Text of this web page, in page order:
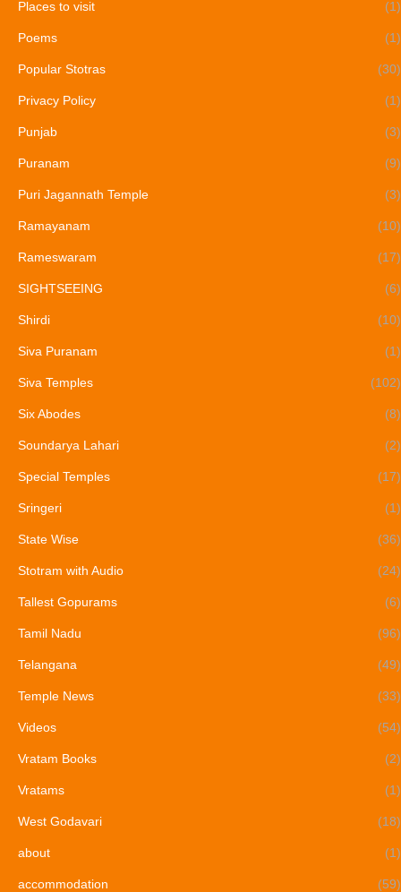
Places to visit (1)
Poems (1)
Popular Stotras (30)
Privacy Policy (1)
Punjab (3)
Puranam (9)
Puri Jagannath Temple (3)
Ramayanam (10)
Rameswaram (17)
SIGHTSEEING (6)
Shirdi (10)
Siva Puranam (1)
Siva Temples (102)
Six Abodes (8)
Soundarya Lahari (2)
Special Temples (17)
Sringeri (1)
State Wise (36)
Stotram with Audio (24)
Tallest Gopurams (6)
Tamil Nadu (96)
Telangana (49)
Temple News (33)
Videos (54)
Vratam Books (2)
Vratams (1)
West Godavari (18)
about (1)
accommodation (59)